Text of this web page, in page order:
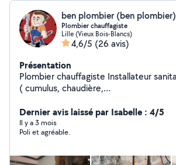
ben plombier (ben plombier)
Plombier chauffagiste
Lille (Vieux Bois-Blancs)
4,6/5 (26 avis)
Présentation
Plombier chauffagiste Installateur sanitaire et chauffage
( cumulus, chaudière,
plomberie et chaudière Débouchage canalisation
Soudure cuivre Détartrage installation d'eau chaude
Disponible 24/24
Dernier avis laissé par Isabelle : 4/5
Il y a 3 mois
Poli et agréable.